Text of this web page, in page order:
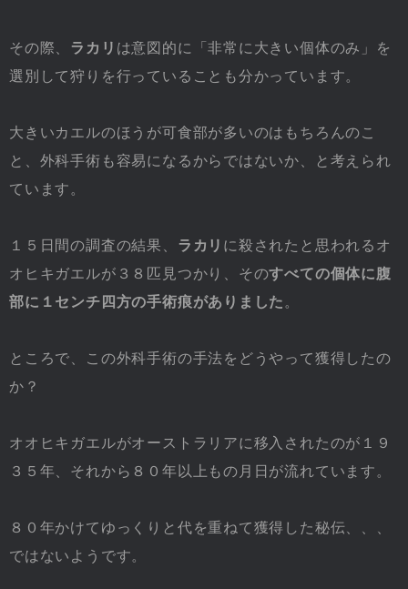
その際、 ラカリ は意図的に「非常に大きい個体のみ」を
選別して狩りを行っていることも分かっています。
大きいカエルのほうが可食部が多いのはもちろんのこ
と、外科手術も容易になるからではないか、と考えられ
ています。
１５日間の調査の結果、 ラカリ に殺されたと思われるオ
オヒキガエルが３８匹見つかり、そのすべての個体に腹
部に１センチ四方の手術痕がありました 。
ところで、この外科手術の手法をどうやって獲得したの
か？
オオヒキガエルがオーストラリアに移入されたのが１９
３５年、それから８０年以上もの月日が流れています。
８０年かけてゆっくりと代を重ねて獲得した秘伝、、、
ではないようです。